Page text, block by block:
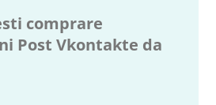
comprare
Post Vkontakte da